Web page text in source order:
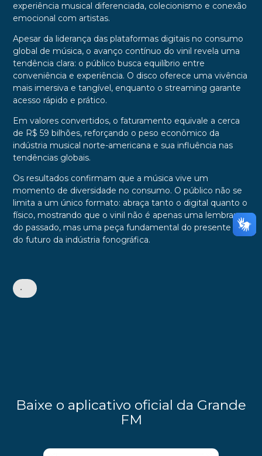
experiência musical diferenciada, colecionismo e conexão
emocional com artistas.
Apesar da liderança das plataformas digitais no consumo
global de música, o avanço contínuo do vinil revela uma
tendência clara: o público busca equilíbrio entre
conveniência e experiência. O disco oferece uma vivência
mais imersiva e tangível, enquanto o streaming garante
acesso rápido e prático.
Em valores convertidos, o faturamento equivale a cerca
de R$ 59 bilhões, reforçando o peso econômico da
indústria musical norte-americana e sua influência nas
tendências globais.
Os resultados confirmam que a música vive um
momento de diversidade no consumo. O público não se
limita a um único formato: abraça tanto o digital quanto o
físico, mostrando que o vinil não é apenas uma lembrança
do passado, mas uma peça fundamental do presente e
do futuro da indústria fonográfica.
•
Baixe o aplicativo oficial da Grande
FM